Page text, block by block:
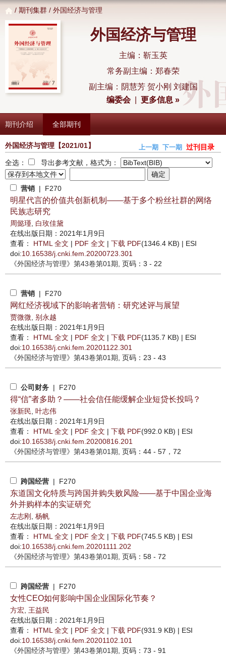
/ 期刊集群 / 外国经济与管理
外国经济与管理
主编：靳玉英
常务副主编：郑春荣
副主编：阴慧芳 贺小刚 刘建国
编委会|更多信息 »
期刊介绍 全部期刊
外国经济与管理 【2021/01】 上一期 下一期
过刊目录
全选：
导出参考文献，格式为：
营销 | F270
明星代言的价值共创新机制——基于多个粉丝社群的网络
民族志研究
周懿瑾 白玫佳黛
在线出版日期：2021年1月9日
查看： HTML 全文 | PDF 全文 | 下载 PDF(1346.4 KB) | ESI
doi:10.16538/j.cnki.fem.20200723.301
《外国经济与管理》 第43卷第01期 , 页码：3 - 22
营销 | F270
网红经济视域下的影响者营销：研究述评与展望
贾微微 别永越
在线出版日期：2021年1月9日
查看： HTML 全文 | PDF 全文 | 下载 PDF(1135.7 KB) | ESI
doi:10.16538/j.cnki.fem.20201122.301
《外国经济与管理》 第43卷第01期 , 页码：23 - 43
公司财务 | F270
得“信”者多助？——社会信任能缓解企业短贷长投吗？
张新民 叶志伟
在线出版日期：2021年1月9日
查看： HTML 全文 | PDF 全文 | 下载 PDF(992.0 KB) | ESI
doi:10.16538/j.cnki.fem.20200816.201
《外国经济与管理》 第43卷第01期 , 页码：44 - 57，72
跨国经营 | F270
东道国文化特质与跨国并购失败风险——基于中国企业海
外并购样本的实证研究
左志刚
杨帆
在线出版日期：2021年1月9日
查看： HTML 全文 | PDF 全文 | 下载 PDF(745.5 KB) | ESI
doi:10.16538/j.cnki.fem.20201111.202
《外国经济与管理》 第43卷第01期 , 页码：58 - 72
跨国经营 | F270
女性CEO如何影响中国企业国际化节奏？
方宏 王益民
在线出版日期：2021年1月9日
查看： HTML 全文 | PDF 全文 | 下载 PDF(931.9 KB) | ESI
doi:10.16538/j.cnki.fem.20201102.101
《外国经济与管理》 第43卷第01期 , 页码：73 - 91